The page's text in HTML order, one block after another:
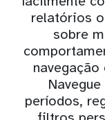
relatórios
sobre
navegação
períodos,